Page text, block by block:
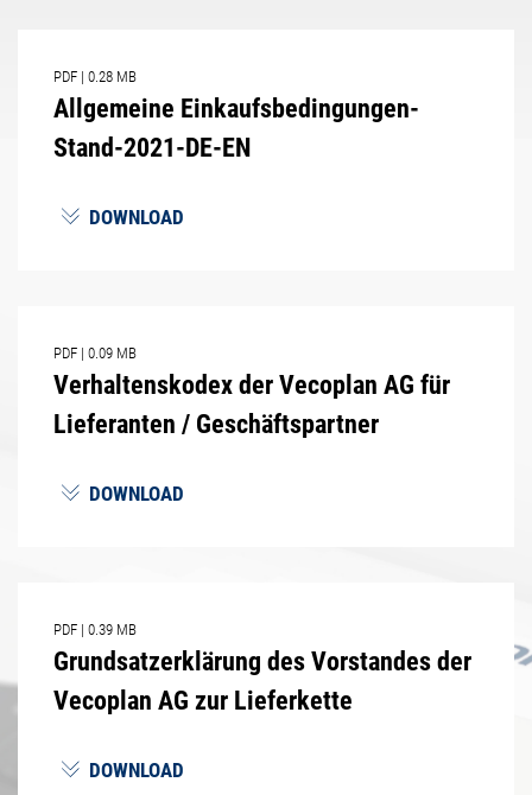
PDF | 0.28 MB
Allgemeine Einkaufsbedingungen-
Stand-2021-DE-EN
DOWNLOAD
PDF | 0.09 MB
Verhaltenskodex der Vecoplan AG für
Lieferanten / Geschäftspartner
DOWNLOAD
PDF | 0.39 MB
Grundsatzerklärung des Vorstandes der
Vecoplan AG zur Lieferkette
DOWNLOAD